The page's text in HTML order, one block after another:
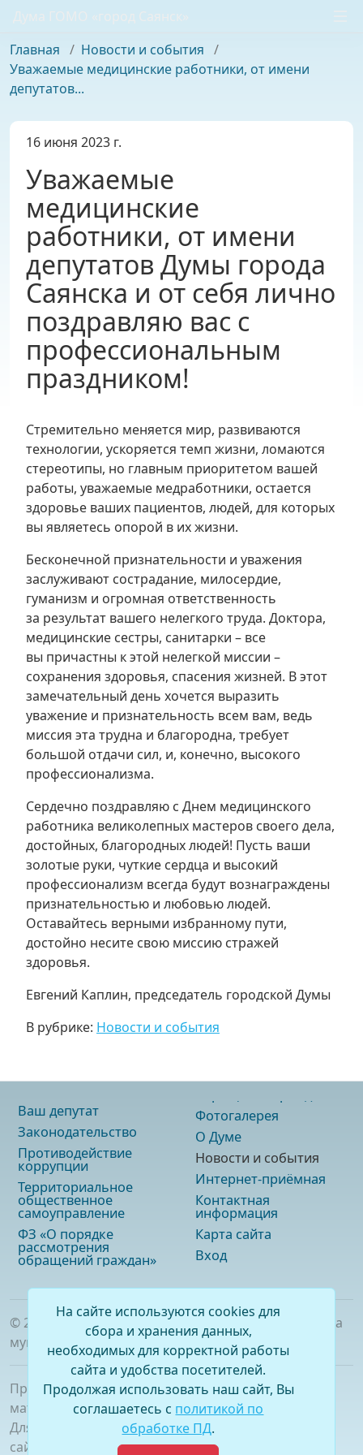
Дума ГОМО «город Саянск»
Главная / Новости и события /
Уважаемые медицинские работники, от имени
депутатов...
16 июня 2023 г.
Уважаемые
медицинские
работники, от имени
депутатов Думы города
Саянска и от себя лично
поздравляю вас с
профессиональным
праздником!
Стремительно меняется мир, развиваются
технологии, ускоряется темп жизни, ломаются
стереотипы, но главным приоритетом вашей
работы, уважаемые медработники, остается
здоровье ваших пациентов, людей, для которых
вы являетесь опорой в их жизни.
Бесконечной признательности и уважения
заслуживают сострадание, милосердие,
гуманизм и огромная ответственность
за результат вашего нелегкого труда. Доктора,
медицинские сестры, санитарки – все
вы причастны к этой нелегкой миссии –
сохранения здоровья, спасения жизней. В этот
замечательный день хочется выразить
уважение и признательность всем вам, ведь
миссия эта трудна и благородна, требует
большой отдачи сил, и, конечно, высокого
профессионализма.
Сердечно поздравляю с Днем медицинского
работника великолепных мастеров своего дела,
достойных, благородных людей! Пусть ваши
золотые руки, чуткие сердца и высокий
профессионализм всегда будут вознаграждены
признательностью и любовью людей.
Оставайтесь верными избранному пути,
достойно несите свою миссию стражей
здоровья.
Евгений Каплин, председатель городской Думы
В рубрике: Новости и события
Ваш депутат
Законодательство
Противодействие
коррупции
Территориальное
общественное
самоуправление
ФЗ «О порядке
рассмотрения
обращений граждан»
Фотогалерея
О Думе
Новости и события
Интернет-приёмная
Контактная
информация
Карта сайта
Вход
© 2026
. Официальный сайт Думы городского округа
муниципального образования «город Саянск»
При полном или частичном использовании
материалов ссылка на сайт обязательна.
Для сетевых изданий обязательна гиперссылка на
сайт –
www.dumasayansk.ru
На сайте используются cookies для
сбора и хранения данных,
необходимых для корректной работы
сайта и удобства посетителей.
Продолжая использовать наш сайт, Вы
соглашаетесь с политикой по
обработке ПД.